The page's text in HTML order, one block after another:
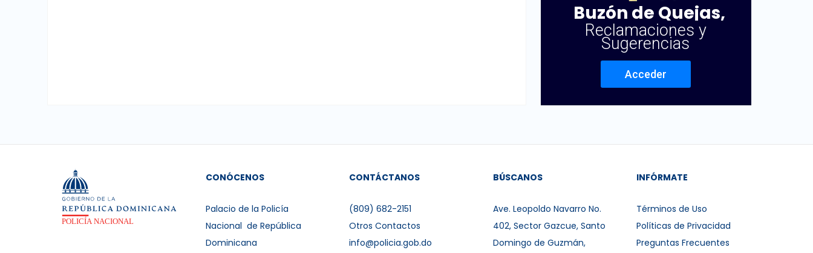
Buzón de Quejas,
Reclamaciones y
Sugerencias
Acceder
CONÓCENOS
Palacio de la Policía
Nacional de República
Dominicana
CONTÁCTANOS
(809) 682-2151
Otros Contactos
info@policia.gob.do
BÚSCANOS
Ave. Leopoldo Navarro No.
402, Sector Gazcue, Santo
Domingo de Guzmán,
INFÓRMATE
Términos de Uso
Políticas de Privacidad
Preguntas Frecuentes